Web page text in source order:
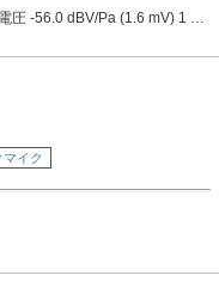
圧 -56.0 dBV/Pa (1.6 mV) 1 Pa
正の圧力により、3番ピンに
チールメッシュ丸型グリル
イク